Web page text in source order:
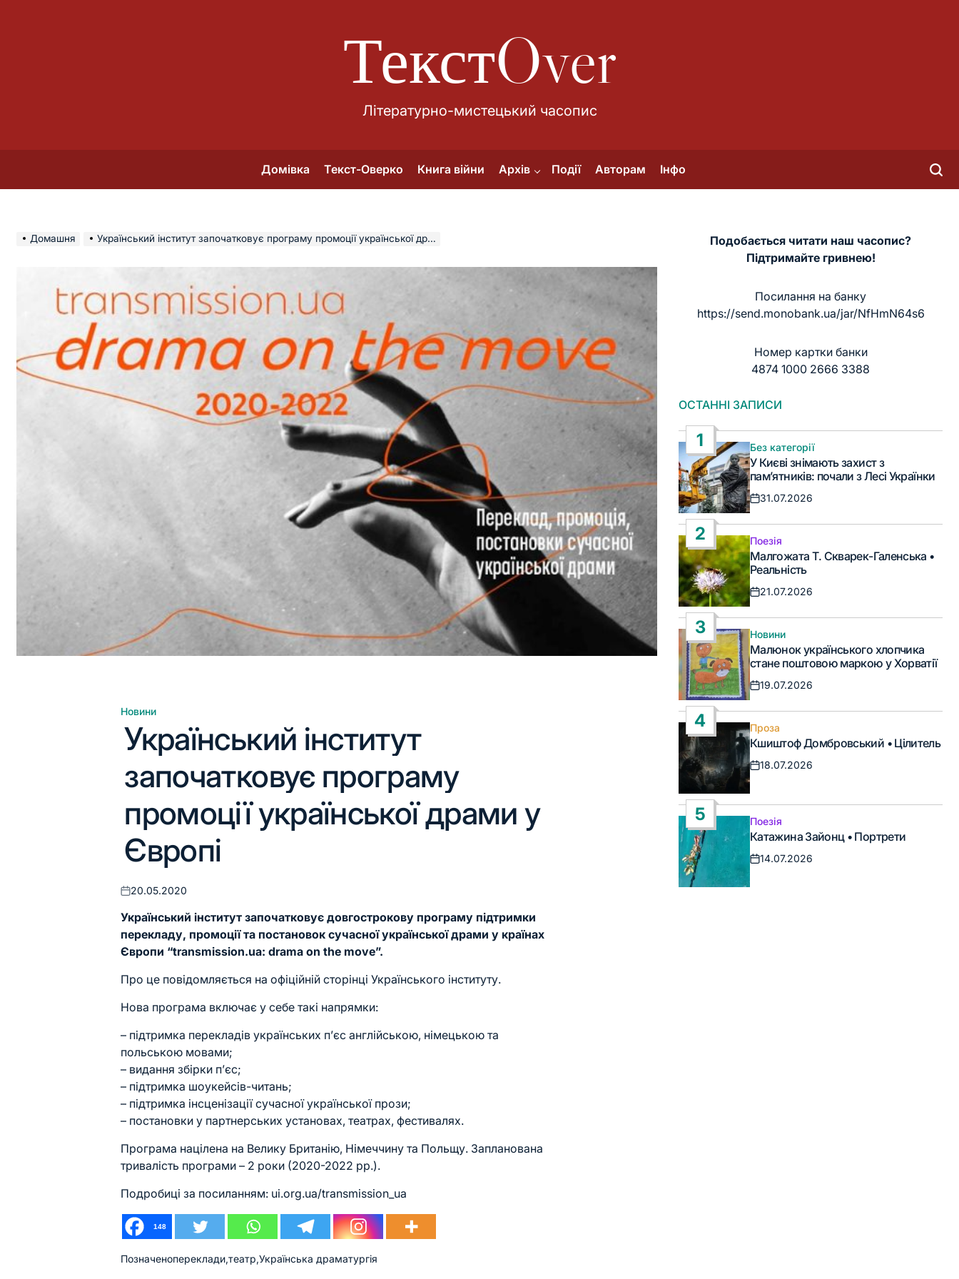
ТекстOver
Літературно-мистецький часопис
Домівка Текст-Оверко Книга війни Архів Події Авторам Інфо
Домашня Український інститут започатковує програму промоції української драми у Європі
Опублікувати
у
Новини
Український інститут
започатковує програму
промоції української драми у
Європі
Оприлюднено
20.05.2020
Український інститут започатковує довгострокову програму підтримки
перекладу, промоції та постановок сучасної української драми у країнах
Європи “transmission.ua: drama on the move”.
Про це повідомляється на офіційній сторінці Українського інституту.
Нова програма включає у себе такі напрямки:
– підтримка перекладів українських п’єс англійською, німецькою та
польською мовами;
– видання збірки п’єс;
– підтримка шоукейсів-читань;
– підтримка інсценізації сучасної української прози;
– постановки у партнерських установах, театрах, фестивалях.
Програма націлена на Велику Британію, Німеччину та Польщу. Запланована
тривалість програми – 2 роки (2020-2022 рр.).
Подробиці за посиланням: ui.org.ua/transmission_ua
148
Позначенопереклади,театр,Українська драматургія
Подобається читати наш часопис?
Підтримайте гривнею!
Посилання на банку
https://send.monobank.ua/jar/NfHmN64s6
Номер картки банки
4874 1000 2666 3388
ОСТАННІ ЗАПИСИ
1
Опублікувати
у
Без категорії
У Києві знімають захист з
пам’ятників: почали з Лесі Українки
Дата
31.07.2026
2
Опублікувати
у
Поезія
Малгожата Т. Скварек-Галенська •
Реальність
Дата
21.07.2026
3
Опублікувати
у
Новини
Малюнок українського хлопчика
стане поштовою маркою у Хорватії
Дата
19.07.2026
4
Опублікувати
у
Проза
Кшиштоф Домбровський • Цілитель
Дата
запису
18.07.2026
5
Опублікувати
у
Поезія
Катажина Зайонц • Портрети
Дата
14.07.2026